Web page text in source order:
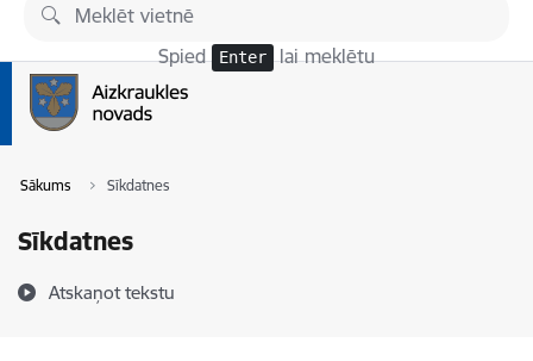
Pāriet uz lapas saturu
Spied Enter lai meklētu
Sākums Sīkdatnes
Sīkdatnes
Atskaņot tekstu